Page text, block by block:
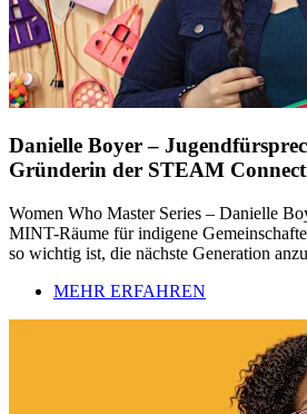
Danielle Boyer –
Gründerin der STEAM
Women Who Master Series – Danielle
MINT-Räume für indigene
so wichtig ist, die nächste Generation
MEHR ERFAHREN